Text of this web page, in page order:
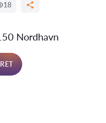
18
Nordhavn